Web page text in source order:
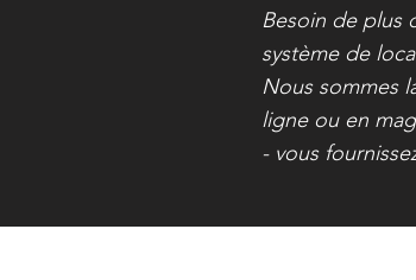
Besoin de plus
système de
Nous sommes
ligne ou en
- vous